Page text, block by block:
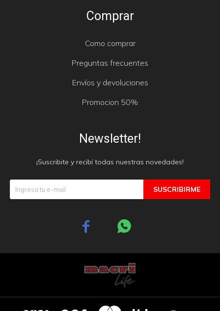
Comprar
Como comprar
Preguntas frecuentes
Envíos y devoluciones
Promocion 50%
Newsletter!
¡Suscribite y recibí todas nuestras novedades!
SUSCRIBIRME
 